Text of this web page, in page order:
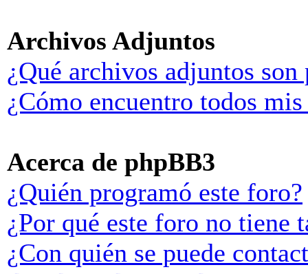
Archivos Adjuntos
¿Qué archivos adjuntos
¿Cómo encuentro todos
Acerca de phpBB3
¿Quién programó este foro?
¿Por qué este foro no tiene
¿Con quién se puede